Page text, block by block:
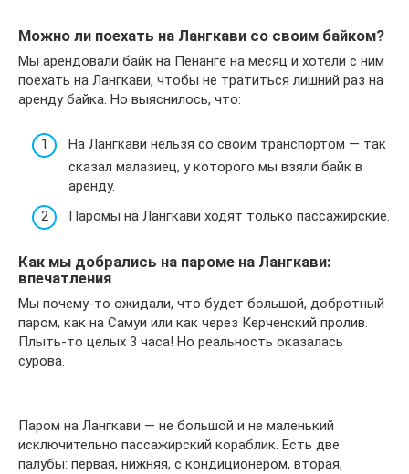
Можно ли поехать на Лангкави со своим байком?
Мы арендовали байк на Пенанге на месяц и хотели с ним
поехать на Лангкави, чтобы не тратиться лишний раз на
аренду байка. Но выяснилось, что:
На Лангкави нельзя со своим транспортом — так
сказал малазиец, у которого мы взяли байк в
аренду.
Паромы на Лангкави ходят только пассажирские.
Как мы добрались на пароме на Лангкави:
впечатления
Мы почему-то ожидали, что будет большой, добротный
паром, как на Самуи или как через Керченский пролив.
Плыть-то целых 3 часа! Но реальность оказалась
сурова.
Паром на Лангкави — не большой и не маленький
исключительно пассажирский кораблик. Есть две
палубы: первая, нижняя, с кондиционером, вторая,